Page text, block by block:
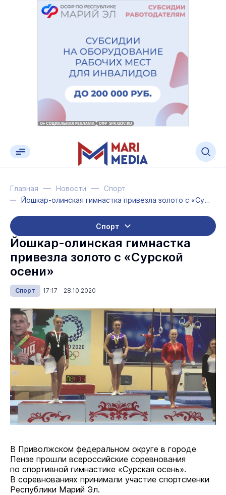
Главная Новости
Спорт
Йошкар-олинская гимнастка привезла золото с «Сурской осени»
Спорт
Йошкар-олинская гимнастка
привезла золото с «Сурской
осени»
Спорт 17:17 28.10.2020
В Приволжском федеральном округе в городе
Пензе прошли всероссийские соревнования
по спортивной гимнастике «Сурская осень».
В соревнованиях принимали участие спортсменки
Республики Марий Эл.